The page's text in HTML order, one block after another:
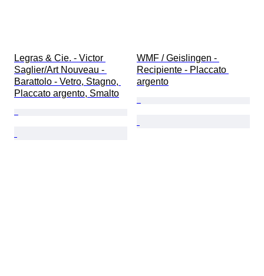
Legras & Cie. - Victor
Saglier/Art Nouveau -
Barattolo - Vetro, Stagno,
Placcato argento, Smalto
WMF / Geislingen -
Recipiente - Placcato
argento